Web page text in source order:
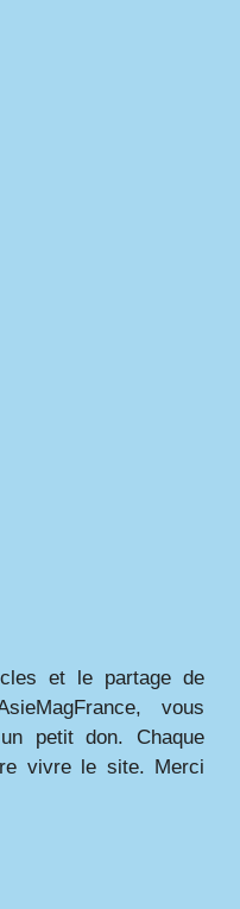
et le partage de
vous
petit don. Chaque
vivre le site. Merci